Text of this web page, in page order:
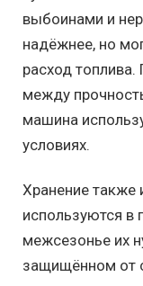
выбоинами и
надёжнее, но
расход
между
машина
условиях.
Хранение также
используются в
межсезонье их
защищённом от